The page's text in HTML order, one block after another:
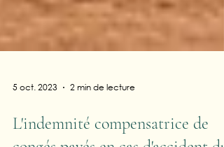
5 oct. 2023 2 min de lecture